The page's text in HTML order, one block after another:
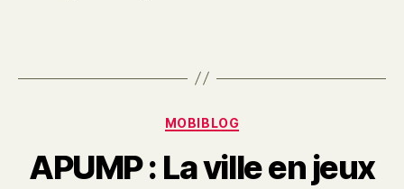
Catégories
MOBIBLOG
APUMP : La ville en jeux